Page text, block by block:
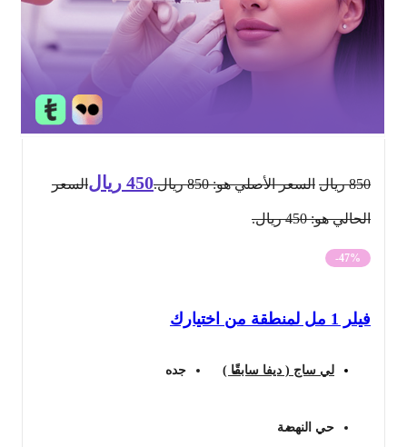
ريال السعر الأصلي هو: 850 ريال. 450 ريالالسعر
الحالي هو: 450 ريال.
-47%
فيلر 1 مل لمنطقة من اختيارك
لي ساج ( ديفا سابقًا ) جده
حي النهضة